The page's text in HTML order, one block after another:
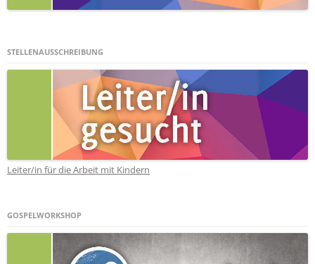
STELLENAUSSCHREIBUNG
Leiter/in für die Arbeit mit Kindern
GOSPELWORKSHOP